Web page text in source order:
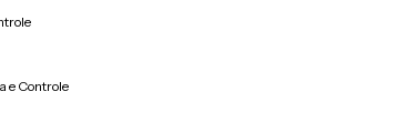
e Controle